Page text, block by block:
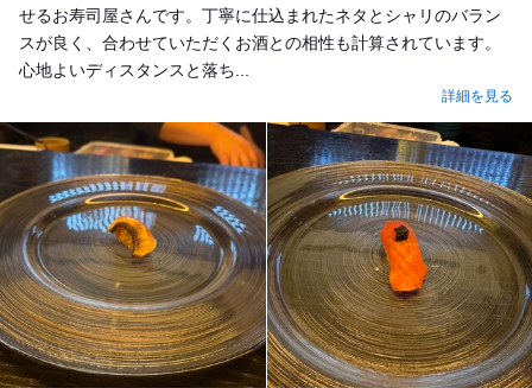
せるお寿司屋さんです。丁寧に仕込まれたネタとシャリのバラン
スが良く、合わせていただくお酒との相性も計算されています。
心地よいディスタンスと落ち...
詳細を見る